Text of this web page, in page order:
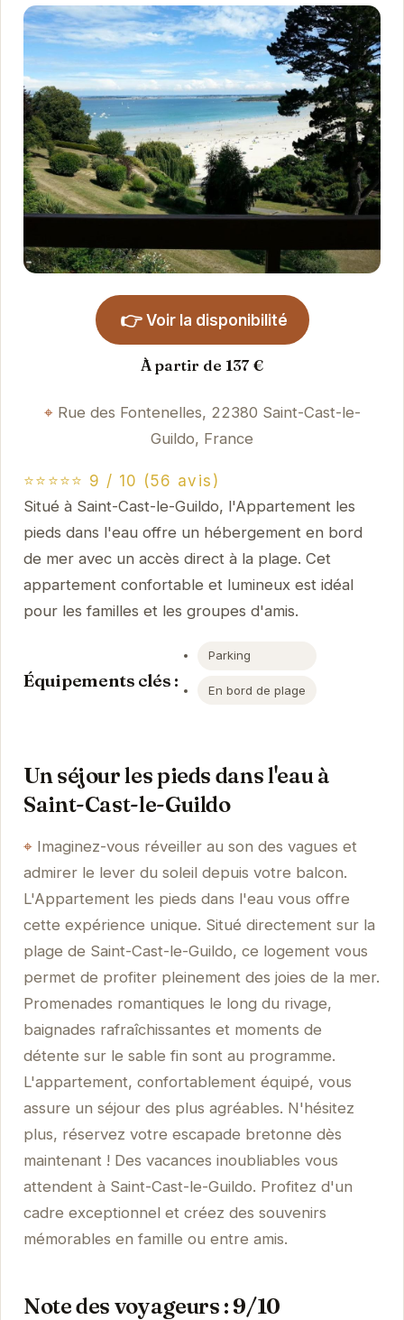
👉 Voir la disponibilité
À partir de 137 €
Rue des Fontenelles, 22380 Saint-Cast-le-
Guildo, France
⭐⭐⭐⭐⭐ 9 / 10 (56 avis)
Situé à Saint-Cast-le-Guildo, l'Appartement les
pieds dans l'eau offre un hébergement en bord
de mer avec un accès direct à la plage. Cet
appartement confortable et lumineux est idéal
pour les familles et les groupes d'amis.
Équipements clés :
Parking
En bord de plage
Un séjour les pieds dans l'eau à
Saint-Cast-le-Guildo
Imaginez-vous réveiller au son des vagues et
admirer le lever du soleil depuis votre balcon.
L'Appartement les pieds dans l'eau vous offre
cette expérience unique. Situé directement sur la
plage de Saint-Cast-le-Guildo, ce logement vous
permet de profiter pleinement des joies de la mer.
Promenades romantiques le long du rivage,
baignades rafraîchissantes et moments de
détente sur le sable fin sont au programme.
L'appartement, confortablement équipé, vous
assure un séjour des plus agréables. N'hésitez
plus, réservez votre escapade bretonne dès
maintenant ! Des vacances inoubliables vous
attendent à Saint-Cast-le-Guildo. Profitez d'un
cadre exceptionnel et créez des souvenirs
mémorables en famille ou entre amis.
Note des voyageurs : 9/10